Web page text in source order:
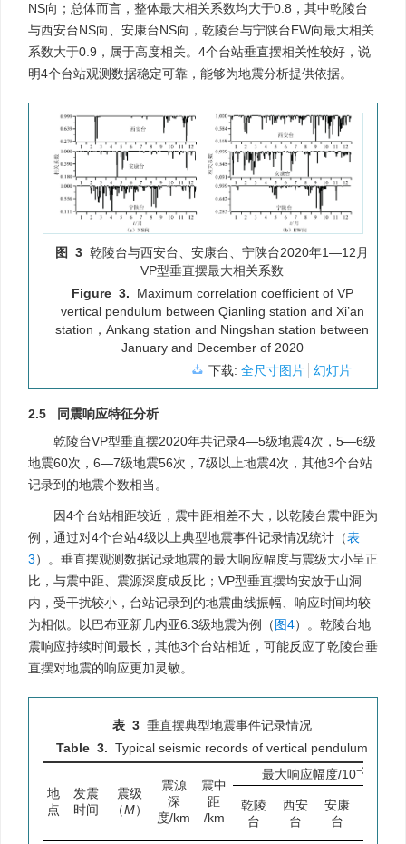
NS向；总体而言，整体最大相关系数均大于0.8，其中乾陵台
与西安台NS向、安康台NS向，乾陵台与宁陕台EW向最大相关
系数大于0.9，属于高度相关。4个台站垂直摆相关性较好，说
明4个台站观测数据稳定可靠，能够为地震分析提供依据。
图 3 乾陵台与西安台、安康台、宁陕台2020年1—12月
VP型垂直摆最大相关系数
Figure 3.
Maximum correlation coefficient of VP
vertical pendulum between Qianling station and Xi’an
station，Ankang station and Ningshan station between
January and December of 2020
下载: 全尺寸图片 幻灯片
2.5 同震响应特征分析
乾陵台VP型垂直摆2020年共记录4—5级地震4次，5—6级
地震60次，6—7级地震56次，7级以上地震4次，其他3个台站
记录到的地震个数相当。
因4个台站相距较近，震中距相差不大，以乾陵台震中距为
例，通过对4个台站4级以上典型地震事件记录情况统计（表
3）。垂直摆观测数据记录地震的最大响应幅度与震级大小呈正
比，与震中距、震源深度成反比；VP型垂直摆均安放于山洞
内，受干扰较小，台站记录到的地震曲线振幅、响应时间均较
为相似。以巴布亚新几内亚6.3级地震为例（图4）。乾陵台地
震响应持续时间最长，其他3个台站相近，可能反应了乾陵台垂
直摆对地震的响应更加灵敏。
表 3 垂直摆典型地震事件记录情况
Table 3. Typical seismic records of vertical pendulum
地
点
发震
时间
震级
（M）
震源
深
度/km
震中
距
/km
最大响应幅度/10−3
乾陵
台
西安
台
安康
台